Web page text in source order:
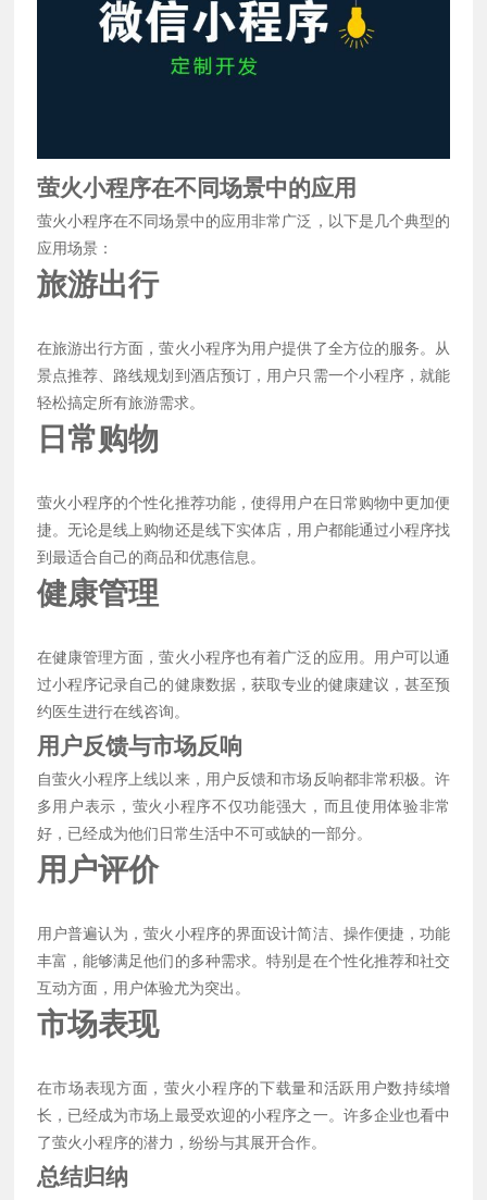
萤火小程序在不同场景中的应用
萤火小程序在不同场景中的应用非常广泛，以下是几个典型的
应用场景：
旅游出行
在旅游出行方面，萤火小程序为用户提供了全方位的服务。从
景点推荐、路线规划到酒店预订，用户只需一个小程序，就能
轻松搞定所有旅游需求。
日常购物
萤火小程序的个性化推荐功能，使得用户在日常购物中更加便
捷。无论是线上购物还是线下实体店，用户都能通过小程序找
到最适合自己的商品和优惠信息。
健康管理
在健康管理方面，萤火小程序也有着广泛的应用。用户可以通
过小程序记录自己的健康数据，获取专业的健康建议，甚至预
约医生进行在线咨询。
用户反馈与市场反响
自萤火小程序上线以来，用户反馈和市场反响都非常积极。许
多用户表示，萤火小程序不仅功能强大，而且使用体验非常
好，已经成为他们日常生活中不可或缺的一部分。
用户评价
用户普遍认为，萤火小程序的界面设计简洁、操作便捷，功能
丰富，能够满足他们的多种需求。特别是在个性化推荐和社交
互动方面，用户体验尤为突出。
市场表现
在市场表现方面，萤火小程序的下载量和活跃用户数持续增
长，已经成为市场上最受欢迎的小程序之一。许多企业也看中
了萤火小程序的潜力，纷纷与其展开合作。
总结归纳